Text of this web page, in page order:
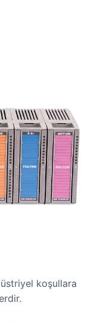
koşullara